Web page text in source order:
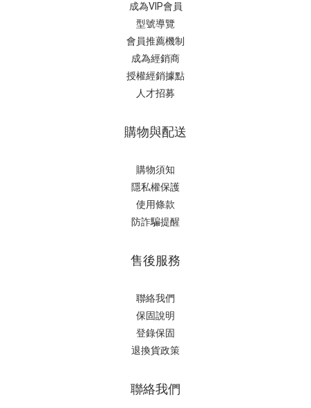
成為VIP會員
型號導覽
會員推薦機制
成為經銷商
授權經銷據點
人才招募
購物與配送
購物須知
隱私權保護
使用條款
防詐騙提醒
售後服務
聯絡我們
保固說明
登錄保固
退換貨政策
聯絡我們